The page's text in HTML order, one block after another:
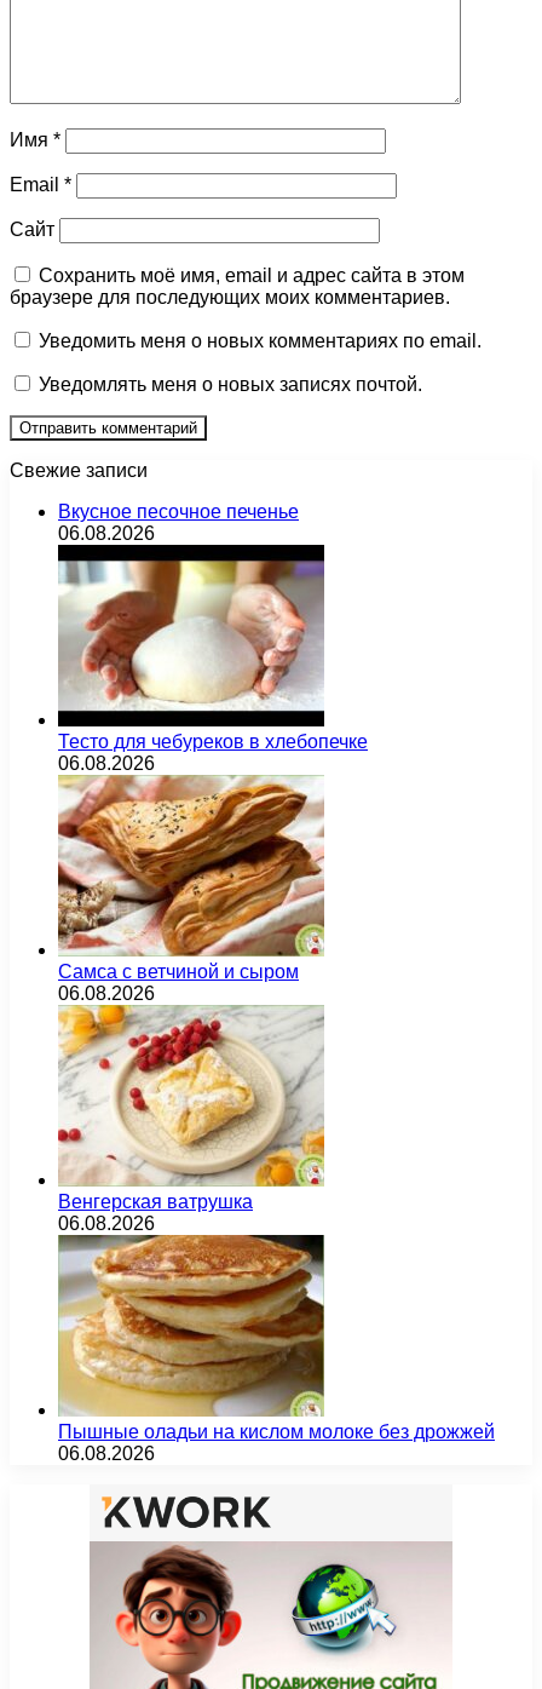
Имя *
Email *
Сайт
Сохранить моё имя, email и адрес сайта в этом
браузере для последующих моих комментариев.
Уведомить меня о новых комментариях по email.
Уведомлять меня о новых записях почтой.
Свежие записи
Вкусное песочное печенье
06.08.2026
Тесто для чебуреков в хлебопечке
06.08.2026
Самса с ветчиной и сыром
06.08.2026
Венгерская ватрушка
06.08.2026
Пышные оладьи на кислом молоке без дрожжей
06.08.2026